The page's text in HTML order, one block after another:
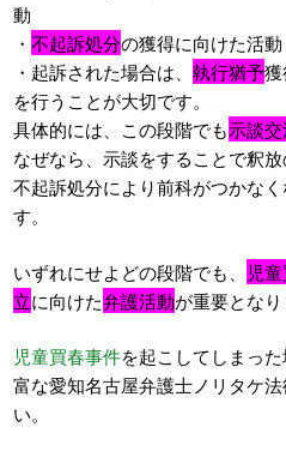
動
・不起訴処分の獲得に向けた活動
・起訴された場合は、執行猶予
を行うことが大切です。
具体的には、この段階でも示談
なぜなら、示談をすることで釈放
不起訴処分により前科がつかな
す。
いずれにせよどの段階でも、 児
立に向けた弁護活動が重要となり
児童買春事件を起こしてしまっ
富な愛知名古屋弁護士ノリタケ
い。